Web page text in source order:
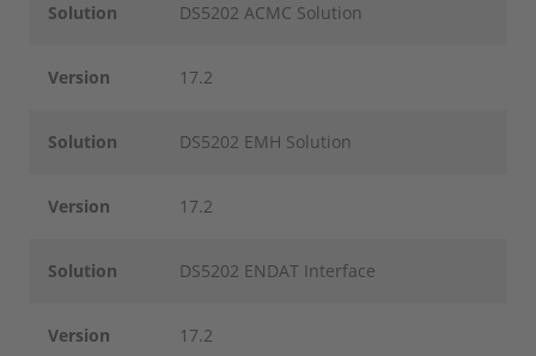
Solution DS5202 ACMC Solution
Version 17.2
Solution DS5202 EMH Solution
Version 17.2
Solution DS5202 ENDAT Interface
Version 17.2